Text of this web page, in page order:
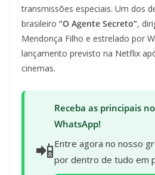
transmissões especiais. Um dos
brasileiro “O Agente Secreto”,
Mendonça Filho e estrelado por
lançamento previsto na Netflix
cinemas.
📲
Receba as principais
WhatsApp!
Entre agora no nosso
por dentro de tudo em